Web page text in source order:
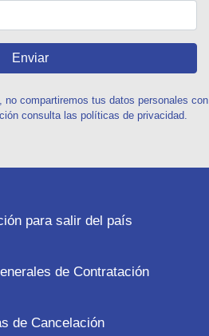
Enviar
no compartiremos tus datos personales con
consulta las políticas de privacidad.
para salir del país
de Contratación
de Cancelación